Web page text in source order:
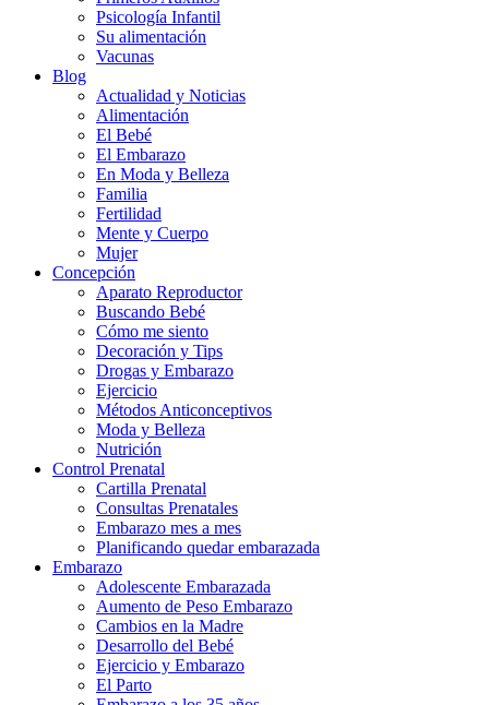
Psicología Infantil
Su alimentación
Vacunas
Blog
Actualidad y Noticias
Alimentación
El Bebé
El Embarazo
En Moda y Belleza
Familia
Fertilidad
Mente y Cuerpo
Mujer
Concepción
Aparato Reproductor
Buscando Bebé
Cómo me siento
Decoración y Tips
Drogas y Embarazo
Ejercicio
Métodos Anticonceptivos
Moda y Belleza
Nutrición
Control Prenatal
Cartilla Prenatal
Consultas Prenatales
Embarazo mes a mes
Planificando quedar embarazada
Embarazo
Adolescente Embarazada
Aumento de Peso Embarazo
Cambios en la Madre
Desarrollo del Bebé
Ejercicio y Embarazo
El Parto